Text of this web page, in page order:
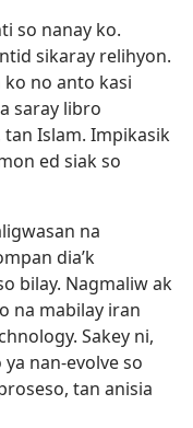
so nanay ko.
sikaray relihyon.
ko no anto kasi
saray libro
Islam. Impikasik
ed siak so
na
dia’k
bilay. Nagmaliw ak
na mabilay iran
Sakey ni,
nan-evolve so
tan anisia